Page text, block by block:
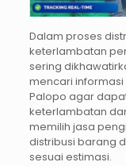
Dalam proses
keterlambatan
sering
mencari
Palopo agar
keterlambatan
memilih jasa
distribusi barang
sesuai estimasi.